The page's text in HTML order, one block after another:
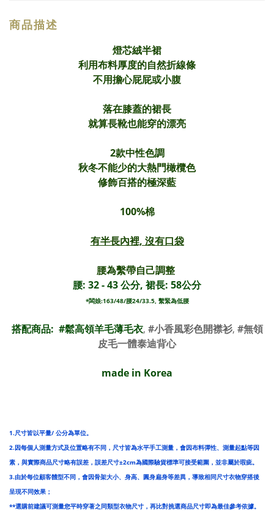
商品描述
燈芯絨半裙
利用布料厚度的自然折線條
不用擔心屁屁或小腹
落在膝蓋的裙長
就算長靴也能穿的漂亮
2款中性色調
秋冬不能少的大熱門橄欖色
修飾百搭的極深藍
100%棉
有半長內裡, 沒有口袋
腰為繫帶自己調整
腰: 32 - 43 公分, 裙長: 58公分
*闆娘:163/48/腰24/33.5, 繫緊為低腰
搭配商品: #鬆高領羊毛薄毛衣, #小香風彩色開襟衫, #無領
皮毛一體泰迪背心
made in Korea
1.尺寸皆以平量/ 公分為單位。
2.因每個人測量方式及位置略有不同，尺寸皆為水平手工測量，會因布料彈性、測量起點等因
素，與實際商品尺寸略有誤差，誤差尺寸±2cm為國際驗貨標準可接受範圍，並非屬於瑕疵。
3.由於每位顧客體型不同，會因骨架大小、身高、圓身扁身等差異，導致相同尺寸衣物穿搭後
呈現不同效果；
**選購前建議可測量您平時穿著之同類型衣物尺寸，再比對挑選商品尺寸即為最佳參考依據。